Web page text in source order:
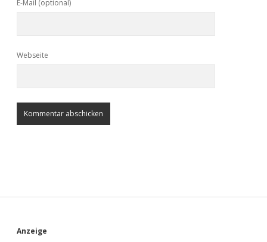
E-Mail (optional)
Webseite
Anzeige